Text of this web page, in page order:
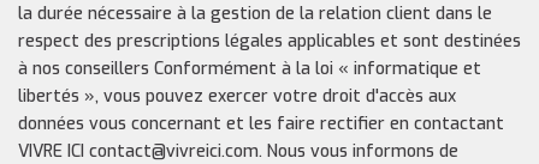
la durée nécessaire à la gestion de la relation client dans le
respect des prescriptions légales applicables et sont destinées
à nos conseillers Conformément à la loi « informatique et
libertés », vous pouvez exercer votre droit d'accès aux
données vous concernant et les faire rectifier en contactant
VIVRE ICI contact@vivreici.com. Nous vous informons de